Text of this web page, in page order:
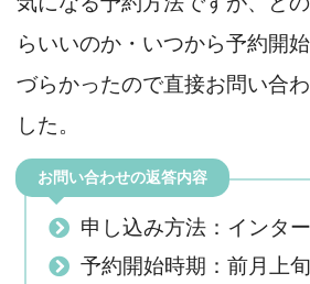
らいいのか・いつから予約開
づらかったので直接お問い合
した。
お問い合わせの返答内容
申し込み方法：インタ
予約開始時期：前月上